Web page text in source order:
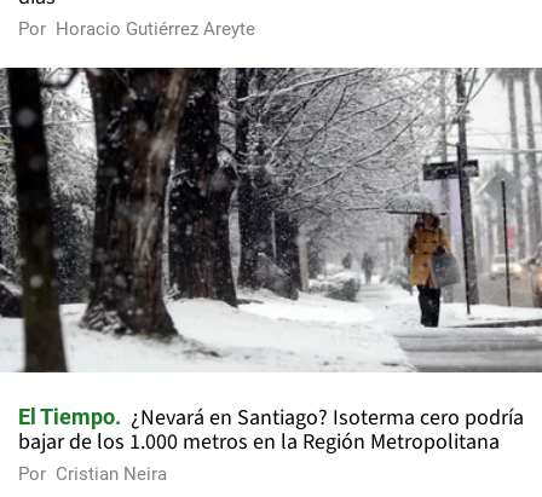
Por Horacio Gutiérrez Areyte
El Tiempo
¿Nevará en Santiago? Isoterma cero podría
bajar de los 1.000 metros en la Región Metropolitana
Por Cristian Neira